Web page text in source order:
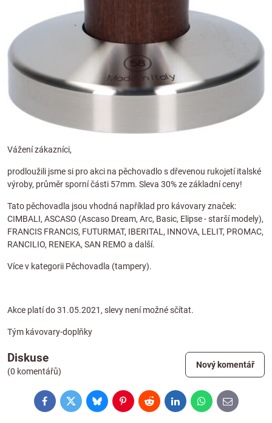
Vážení zákazníci,
prodloužili jsme si pro akci na pěchovadlo s dřevenou rukojetí italské
výroby, průměr sporní části 57mm. Sleva 30% ze základní ceny!
Tato pěchovadla jsou vhodná například pro kávovary značek:
CIMBALI, ASCASO (Ascaso Dream, Arc, Basic, Elipse - starší modely),
FRANCIS FRANCIS, FUTURMAT, IBERITAL, INNOVA, LELIT, PROMAC,
RANCILIO, RENEKA, SAN REMO a další.
Více v kategorii Pěchovadla (tampery).
Akce platí do 31.05.2021, slevy není možné sčítat.
Tým kávovary-doplňky
Diskuse
(0 komentářů)
Nový komentář
FacebookTwitterBlueskyPinterestRedditLinkedInWhatsApp
E-
mail